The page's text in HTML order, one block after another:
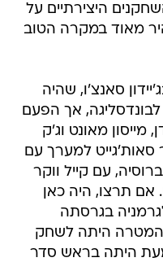
היצירתיים על
מאוד במקרה הטוב
סאנצ'ו, שהיה
לבונדסליגה, אך הפעם
מייסון מאונט וג'ק
סאות'גייט למערך עם
עם קייל ווקר
אם תרצו, היה כאן
בגרסתה
המטרה היתה לשחק
היתה בראש סדר